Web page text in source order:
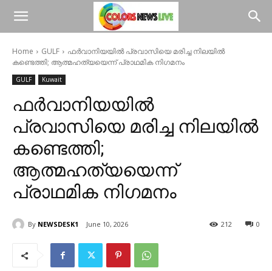
Home GULF
ഫർവാനിയയിൽ പ്രവാസിയെ മരിച്ച നിലയിൽ
കണ്ടെത്തി; ആത്മഹത്യയെന്ന് പ്രാഥമിക നിഗമനം
GULF Kuwait
ഫർവാനിയയിൽ
പ്രവാസിയെ മരിച്ച നിലയിൽ
കണ്ടെത്തി;
ആത്മഹത്യയെന്ന്
പ്രാഥമിക നിഗമനം
By NEWSDESK1 June 10, 2026 0
212